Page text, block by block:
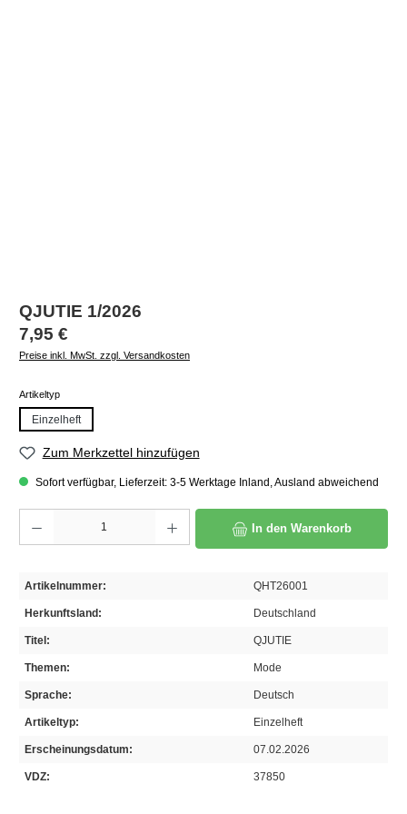
QJUTIE 1/2026
Regulärer Preis:
7,95 €
Preise inkl. MwSt. zzgl. Versandkosten
Artikeltypauswählen
Einzelheft
Zum Merkzettel hinzufügen
Sofort verfügbar, Lieferzeit: 3-5 Werktage Inland, Ausland abweichend
In den Warenkorb
Artikelnummer: QHT26001
Herkunftsland: Deutschland
Titel: QJUTIE
Themen: Mode
Sprache: Deutsch
Artikeltyp: Einzelheft
Erscheinungsdatum: 07.02.2026
VDZ: 37850